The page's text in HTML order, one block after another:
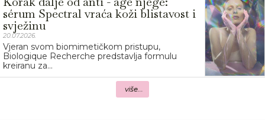
sérum Spectral vraća koži blistavost i
svježinu
20.07.2026.
Vjeran svom biomimetičkom pristupu,
Biologique Recherche predstavlja formulu
kreiranu za...
više...